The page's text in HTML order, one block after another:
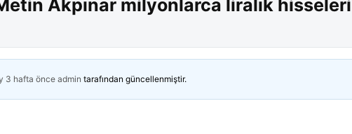
Akpınar milyonlarca liralık
3 hafta önceadmin tarafından güncellenmiştir.